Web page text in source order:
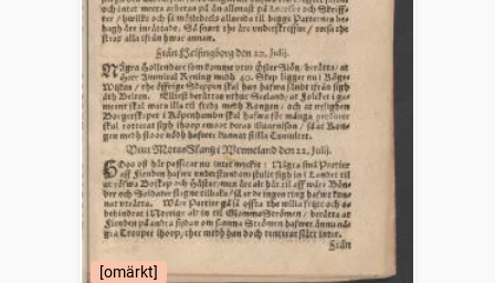
[omärkt]